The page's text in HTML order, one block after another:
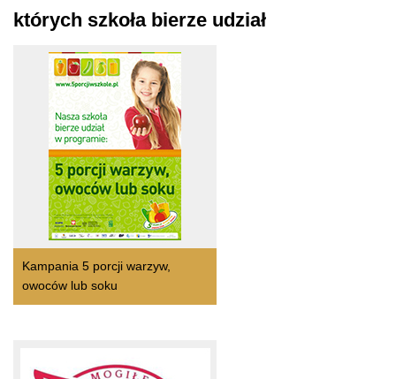
których szkoła bierze udział
Kampania 5 porcji warzyw,
owoców lub soku